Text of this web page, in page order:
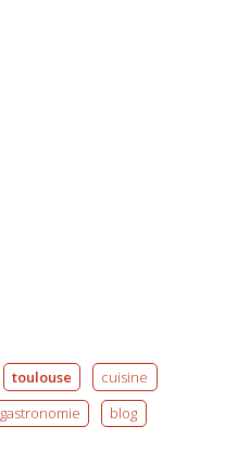
toulouse
cuisine
gastronomie blog